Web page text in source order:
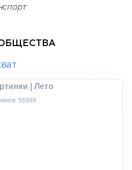
| Лето
56989